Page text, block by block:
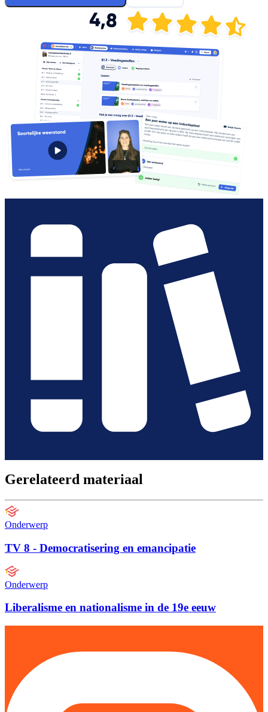
Gerelateerd materiaal
Onderwerp
TV 8 - Democratisering en emancipatie
Onderwerp
Liberalisme en nationalisme in de 19e eeuw